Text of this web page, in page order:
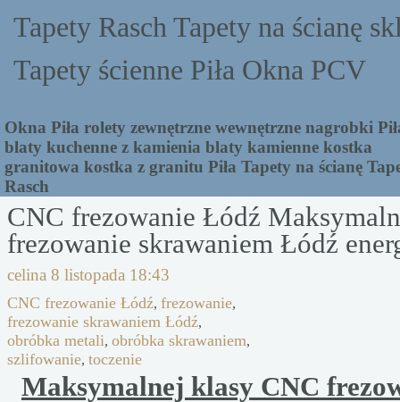
Tapety Rasch Tapety na ścianę
Tapety ścienne Piła Okna PCV
Okna Piła rolety zewnętrzne wewnętrzne nagrobki
blaty kuchenne z kamienia blaty kamienne kostka
granitowa kostka z granitu Piła Tapety na ścianę
Rasch
CNC frezowanie Łódź
frezowanie skrawaniem Łódź
celina 8 listopada 18:43
CNC frezowanie Łódź, frezowanie,
frezowanie skrawaniem Łódź,
obróbka metali, obróbka skrawaniem,
szlifowanie, toczenie
Maksymalnej klasy CNC